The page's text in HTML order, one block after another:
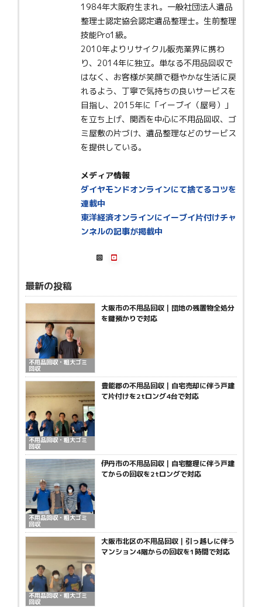
1984年大阪府生まれ。一般社団法人遺品
整理士認定協会認定遺品整理士。生前整理
技能Pro1級。
2010年よりリサイクル販売業界に携わ
り、2014年に独立。単なる不用品回収で
はなく、お客様が笑顔で穏やかな生活に戻
れるよう、丁寧で気持ちの良いサービスを
目指し、2015年に「イーブイ（屋号）」
を立ち上げ、関西を中心に不用品回収、ゴ
ミ屋敷の片づけ、遺品整理などのサービス
を提供している。
メディア情報
ダイヤモンドオンラインにて捨てるコツを
連載中
東洋経済オンラインにイーブイ片付けチャ
ンネルの記事が掲載中
最新の投稿
不用品回収・粗大ゴミ
回収
大阪市の不用品回収｜団地の残置物全処分
を鍵預かりで対応
不用品回収・粗大ゴミ
回収
豊能郡の不用品回収｜自宅売却に伴う戸建
て片付けを2tロング4台で対応
不用品回収・粗大ゴミ
回収
伊丹市の不用品回収｜自宅整理に伴う戸建
てからの回収を2tロングで対応
不用品回収・粗大ゴミ
回収
大阪市北区の不用品回収｜引っ越しに伴う
マンション4階からの回収を1時間で対応